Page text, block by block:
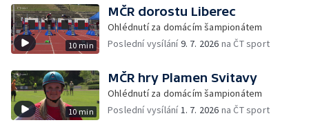
10 min
MČR dorostu Liberec
Ohlédnutí za domácím šampionátem
Poslední vysílání9. 7. 2026 na ČT sport
10 min
MČR hry Plamen Svitavy
Ohlédnutí za domácím šampionátem
Poslední vysílání1. 7. 2026 na ČT sport